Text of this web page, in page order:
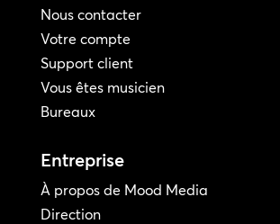
Nous contacter
Votre compte
Support client
Vous êtes musicien
Bureaux
Entreprise
À propos de Mood Media
Direction